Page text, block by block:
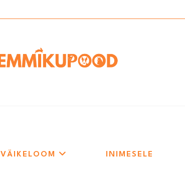
VÄIKELOOM INIMESELE